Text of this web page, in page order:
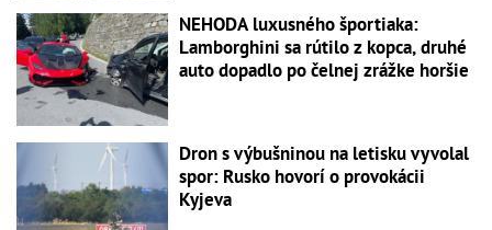
NEHODA luxusného športiaka:
Lamborghini sa rútilo z kopca, druhé
auto dopadlo po čelnej zrážke horšie
Dron s výbušninou na letisku vyvolal
spor: Rusko hovorí o provokácii
Kyjeva